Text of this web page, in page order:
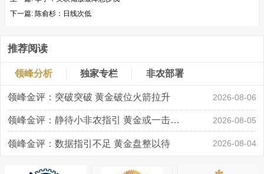
下一篇: 陈俞杉：日线次低
推荐阅读
领峰分析 独家专栏 非农部署
领峰金评：突破突破 黄金破位火箭拉升 2026-08-06
领峰金评：静待小非农指引 黄金或一击破局 2026-08-05
领峰金评：数据指引不足 黄金盘整以待 2026-08-04